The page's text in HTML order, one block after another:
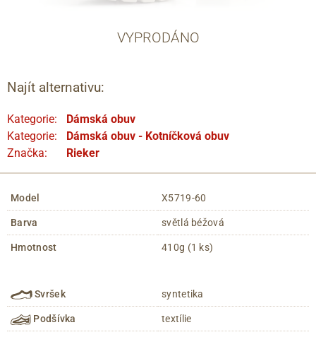
VYPRODÁNO
Najít alternativu:
Kategorie:
Dámská obuv
Kategorie:
Dámská obuv - Kotníčková obuv
Značka:
Rieker
Model X5719-60
Barva světlá béžová
Hmotnost 410g (1 ks)
Svršek syntetika
Podšívka textílie